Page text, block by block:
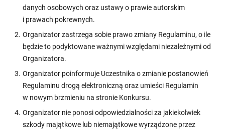
danych osobowych oraz ustawy o prawie autorskim
i prawach pokrewnych.
Organizator zastrzega sobie prawo zmiany Regulaminu, o ile
będzie to podyktowane ważnymi względami niezależnymi od
Organizatora.
Organizator poinformuje Uczestnika o zmianie postanowień
Regulaminu drogą elektroniczną oraz umieści Regulamin
w nowym brzmieniu na stronie Konkursu.
Organizator nie ponosi odpowiedzialności za jakiekolwiek
szkody majątkowe lub niemajątkowe wyrządzone przez